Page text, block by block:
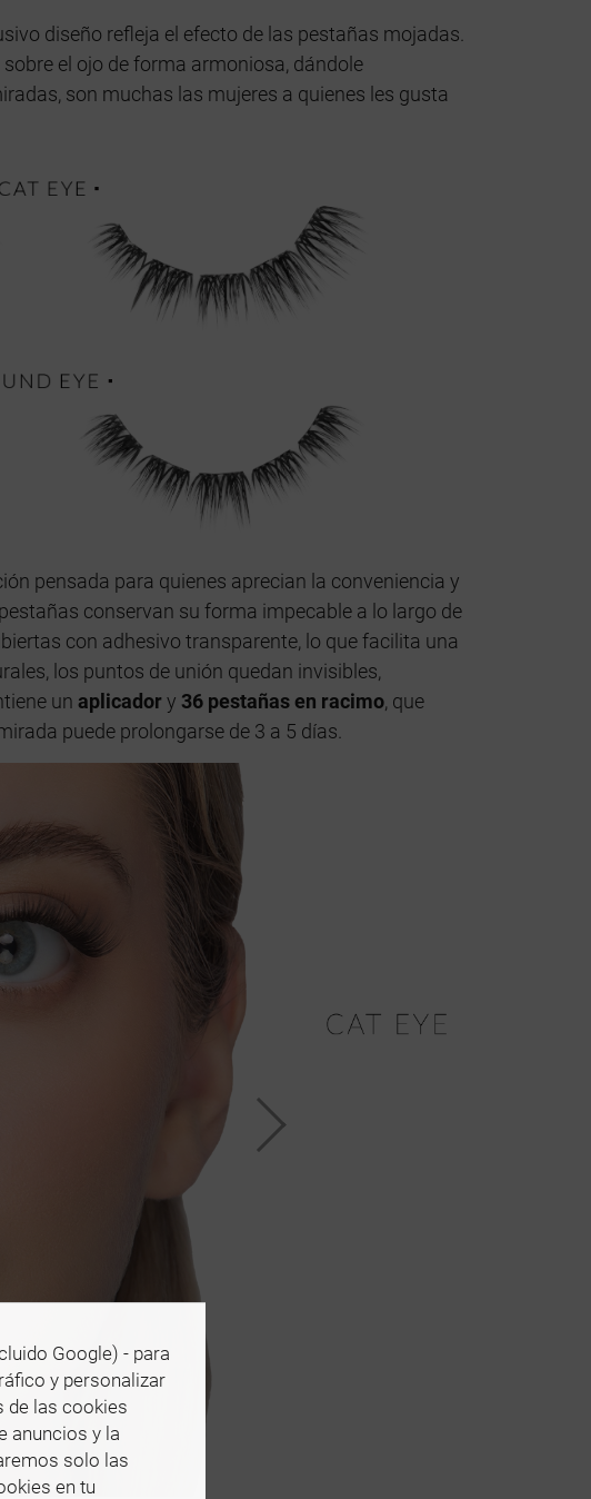
diseño refleja el efecto de las pestañas mojadas.
el ojo de forma armoniosa, dándole
son muchas las mujeres a quienes les gusta
pensada para quienes aprecian la conveniencia y
conservan su forma impecable a lo largo de
con adhesivo transparente, lo que facilita una
los puntos de unión quedan invisibles,
un aplicador y 36 pestañas en racimo, que
puede prolongarse de 3 a 5 días.
Google) - para
y personalizar
de las cookies
anuncios y la
solo las
en tu